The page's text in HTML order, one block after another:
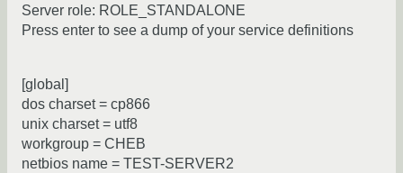
Server role: ROLE_STANDALONE
Press enter to see a dump of your service definitions
[global]
dos charset = cp866
unix charset = utf8
workgroup = CHEB
netbios name = TEST-SERVER2